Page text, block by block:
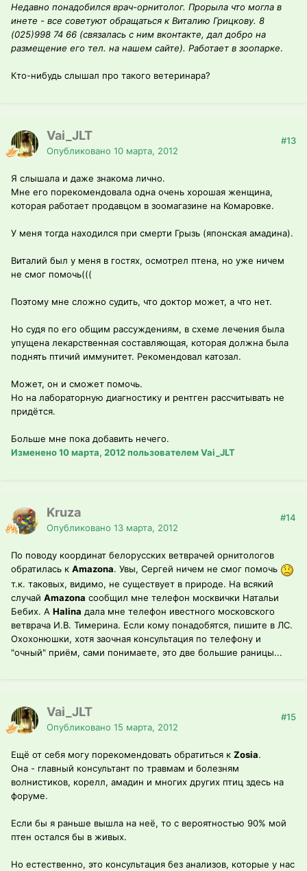
Недавно понадобился врач-орнитолог. Прорыла что могла в
инете - все советуют обращаться к Виталию Грицкову. 8
(025)998 74 66 (связалась с ним вконтакте, дал добро на
размещение его тел. на нашем сайте). Работает в зоопарке.
Кто-нибудь слышал про такого ветеринара?
Vai_JLT
Опубликовано 10 марта, 2012
#13
Я слышала и даже знакома лично.
Мне его порекомендовала одна очень хорошая женщина,
которая работает продавцом в зоомагазине на Комаровке.
У меня тогда находился при смерти Грызь (японская амадина).
Виталий был у меня в гостях, осмотрел птена, но уже ничем
не смог помочь(((
Поэтому мне сложно судить, что доктор может, а что нет.
Но судя по его общим рассуждениям, в схеме лечения была
упущена лекарственная составляющая, которая должна была
поднять птичий иммунитет. Рекомендовал катозал.
Может, он и сможет помочь.
Но на лабораторную диагностику и рентген рассчитывать не
придётся.
Больше мне пока добавить нечего.
Изменено10 марта, 2012пользователем Vai_JLT
Kruza
Опубликовано 13 марта, 2012
#14
По поводу координат белорусскиx ветврачей орнитологов
обратилась к Amazona. Увы, Сергей ничем не смог помочь
т.к. таковыx, видимо, не существует в природе. На всякий
случай Amazona сообщил мне телефон москвички Натальи
Бебих. А Halina дала мне телефон ивестного московского
ветврача И.В. Тимерина. Если кому понадобятся, пишите в ЛС.
Оxoxoнюшки, xотя заочная консультация по телефону и
"очный" приём, сами понимаете, это две большие раницы...
Vai_JLT
Опубликовано 15 марта, 2012
#15
Ещё от себя могу порекомендовать обратиться к Zosia.
Она - главный консультант по травмам и болезням
волнистиков, корелл, амадин и многих других птиц здесь на
форуме.
Если бы я раньше вышла на неё, то с вероятностью 90% мой
птен остался бы в живых.
Но естественно, это консультация без анализов, которые у нас